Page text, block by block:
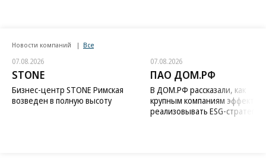
Новости компаний Все
07.08.2026
STONE
Бизнес-центр STONE Римская
возведен в полную высоту
07.08.2026
ПАО ДОМ.РФ
В ДОМ.РФ рассказали, как
крупным компаниям
реализовывать ESG-стратегию